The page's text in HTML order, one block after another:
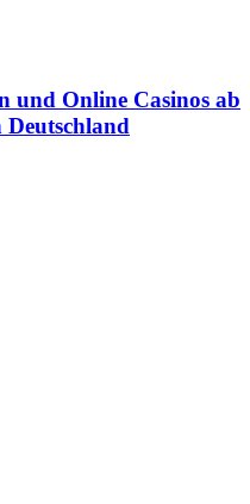
und Online Casinos ab